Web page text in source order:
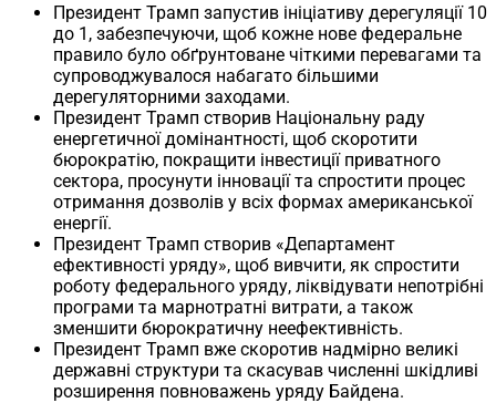
Президент Трамп запустив ініціативу дерегуляції 10
до 1, забезпечуючи, щоб кожне нове федеральне
правило було обґрунтоване чіткими перевагами та
супроводжувалося набагато більшими
дерегуляторними заходами.
Президент Трамп створив Національну раду
енергетичної домінантності, щоб скоротити
бюрократію, покращити інвестиції приватного
сектора, просунути інновації та спростити процес
отримання дозволів у всіх формах американської
енергії.
Президент Трамп створив «Департамент
ефективності уряду», щоб вивчити, як спростити
роботу федерального уряду, ліквідувати непотрібні
програми та марнотратні витрати, а також
зменшити бюрократичну неефективність.
Президент Трамп вже скоротив надмірно великі
державні структури та скасував численні шкідливі
розширення повноважень уряду Байдена.